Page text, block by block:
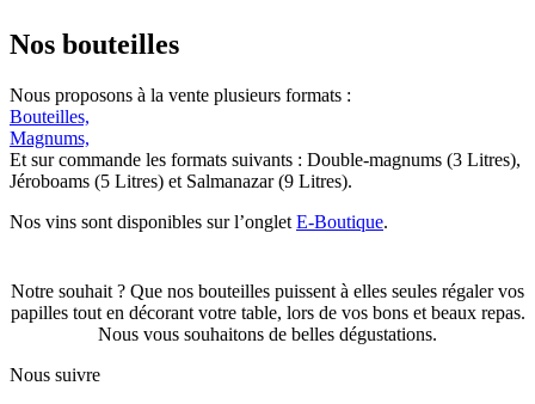
Nos bouteilles
Nous proposons à la vente plusieurs formats :
Bouteilles,
Magnums,
Et sur commande les formats suivants : Double-magnums (3 Litres),
Jéroboams (5 Litres) et Salmanazar (9 Litres).
Nos vins sont disponibles sur l’onglet E-Boutique.
Notre souhait ? Que nos bouteilles puissent à elles seules régaler vos
papilles tout en décorant votre table, lors de vos bons et beaux repas.
Nous vous souhaitons de belles dégustations.
Nous suivre